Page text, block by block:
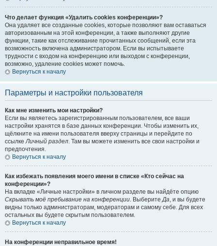
Что делает функция «Удалить cookies конференции»?
Она удаляет все созданные cookies, которые позволяют вам оставаться
авторизованным на этой конференции, а также выполняют другие
функции, такие как отслеживание прочитанных сообщений, если эта
возможность включена администратором. Если вы испытываете
трудности с входом на конференцию или выходом с конференции,
возможно, удаление cookies может помочь.
Вернуться к началу
Параметры и настройки пользователя
Как мне изменить мои настройки?
Если вы являетесь зарегистрированным пользователем, все ваши
настройки хранятся в базе данных конференции. Чтобы изменить их,
щёлкните на имени пользователя вверху страницы и перейдите по
ссылкеЛичный раздел. Там вы можете изменить все свои настройки и
предпочтения.
Вернуться к началу
Как избежать появления моего имени в списке «Кто сейчас на
конференции»?
На вкладке «Личные настройки» в личном разделе вы найдёте опцию
Скрывать моё пребывание на конференции. ВыберитеДа, и вы будете
видны только администраторам, модераторам и самому себе. Для всех
остальных вы будете скрытым пользователем.
Вернуться к началу
На конференции неправильное время!